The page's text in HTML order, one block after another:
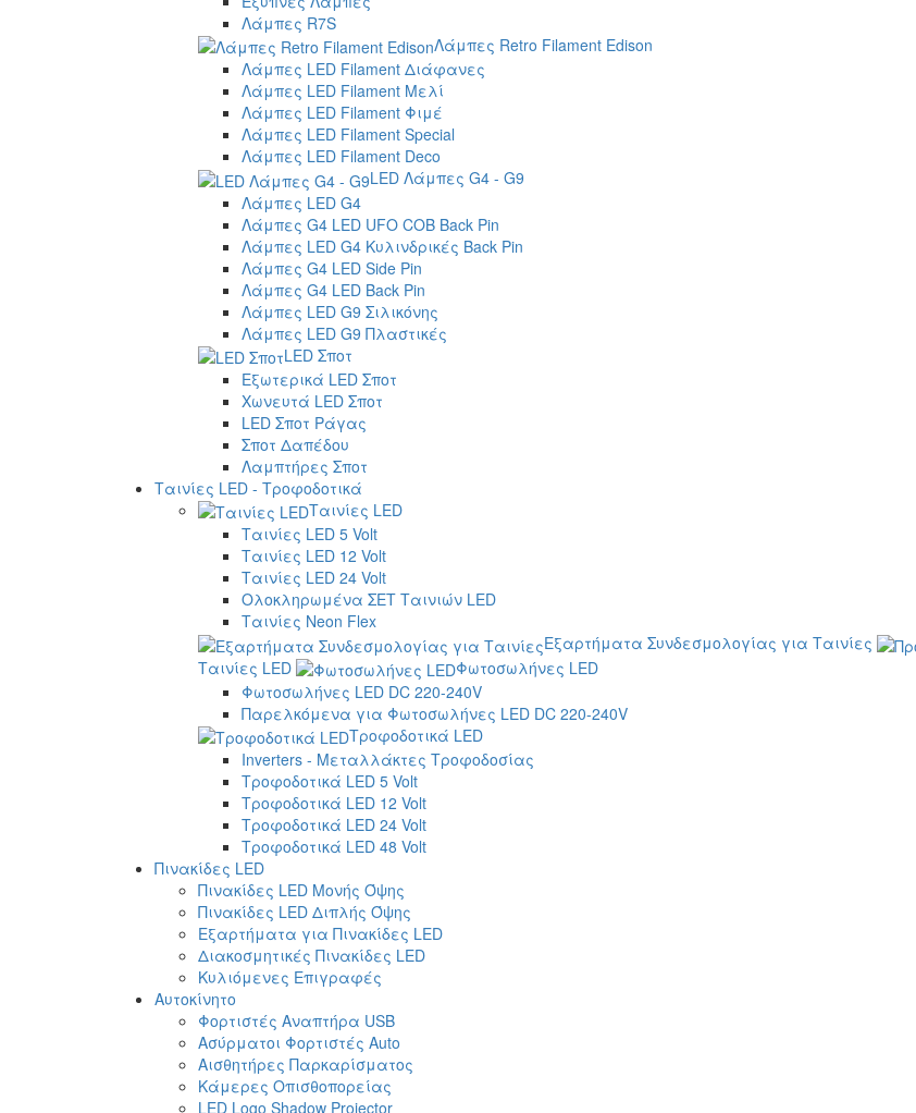
Λάμπες R7S
Λάμπες Retro Filament Edison
Λάμπες LED Filament Διάφανες
Λάμπες LED Filament Μελί
Λάμπες LED Filament Φιμέ
Λάμπες LED Filament Special
Λάμπες LED Filament Deco
LED Λάμπες G4 - G9
Λάμπες LED G4
Λάμπες G4 LED UFO COB Back Pin
Λάμπες LED G4 Κυλινδρικές Back Pin
Λάμπες G4 LED Side Pin
Λάμπες G4 LED Back Pin
Λάμπες LED G9 Σιλικόνης
Λάμπες LED G9 Πλαστικές
LED Σποτ
Εξωτερικά LED Σποτ
Χωνευτά LED Σποτ
LED Σποτ Ράγας
Σποτ Δαπέδου
Λαμπτήρες Σποτ
Ταινίες LED - Τροφοδοτικά
Ταινίες LED
Ταινίες LED 5 Volt
Ταινίες LED 12 Volt
Ταινίες LED 24 Volt
Ολοκληρωμένα ΣΕΤ Ταινιών LED
Ταινίες Neon Flex
Εξαρτήματα Συνδεσμολογίας για Ταινίες
Ταινίες LED
Φωτοσωλήνες LED
Φωτοσωλήνες LED DC 220-240V
Παρελκόμενα για Φωτοσωλήνες LED DC 220-240V
Τροφοδοτικά LED
Inverters - Μεταλλάκτες Τροφοδοσίας
Τροφοδοτικά LED 5 Volt
Τροφοδοτικά LED 12 Volt
Τροφοδοτικά LED 24 Volt
Τροφοδοτικά LED 48 Volt
Πινακίδες LED
Πινακίδες LED Μονής Όψης
Πινακίδες LED Διπλής Όψης
Εξαρτήματα για Πινακίδες LED
Διακοσμητικές Πινακίδες LED
Κυλιόμενες Επιγραφές
Αυτοκίνητο
Φορτιστές Αναπτήρα USB
Ασύρματοι Φορτιστές Auto
Αισθητήρες Παρκαρίσματος
Κάμερες Οπισθοπορείας
LED Logo Shadow Projector